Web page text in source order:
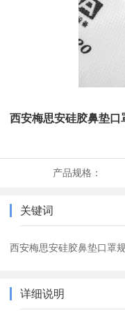
西安梅思安硅胶鼻垫口
产品规格：
关键词
西安梅思安硅胶鼻垫口罩
详细说明